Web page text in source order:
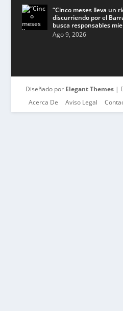
“Cinco meses lleva un
discurriendo por el
busca responsables
Ago 9, 2026
Diseñado por Elegant Themes|
Acerca De
Aviso Legal